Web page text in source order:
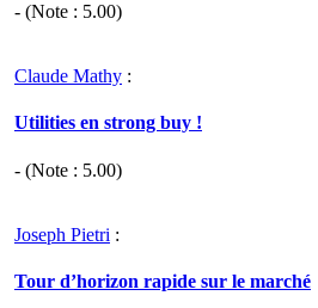
- (Note : 5.00)
Claude Mathy :
Utilities en strong buy !
- (Note : 5.00)
Joseph Pietri :
Tour d’horizon rapide sur le marché